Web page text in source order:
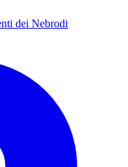
dei Nebrodi